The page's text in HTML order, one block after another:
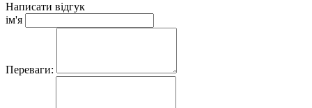
Написати відгук
ім'я
Переваги: